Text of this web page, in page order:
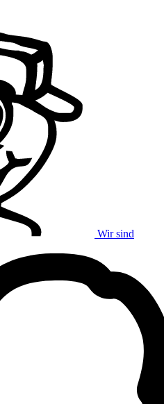
Wir sind